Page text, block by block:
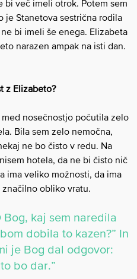
bi več imeli otrok. Potem sem
je Stanetova sestrična rodila
bi imeli še enega. Elizabeta
narazen ampak na isti dan.
z Elizabeto?
med nosečnostjo počutila zelo
Bila sem ​zelo nemočna,
ne bo čisto v redu. Na
hotela, da ne bi čisto nič
ima veliko možnosti, da ima
obliko vratu.
Bog, kaj sem naredila
dobila to kazen​?​” In
je Bog dal odgovor:
bo dar.”